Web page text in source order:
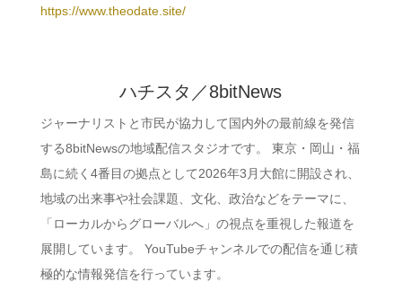
https://www.theodate.site/
ハチスタ／8bitNews
ジャーナリストと市民が協力して国内外の最前線を発信
する8bitNewsの地域配信スタジオです。 東京・岡山・福
島に続く4番目の拠点として2026年3月大館に開設され、
地域の出来事や社会課題、文化、政治などをテーマに、
「ローカルからグローバルへ」の視点を重視した報道を
展開しています。 YouTubeチャンネルでの配信を通じ積
極的な情報発信を行っています。